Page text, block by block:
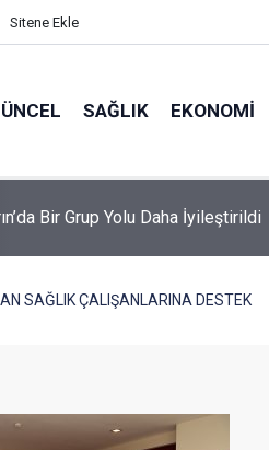
Sitene Ekle
SAĞLIK EKONOMI
Bir Grup Yolu Daha İyileştirildi
SAĞLIK ÇALIŞANLARINA DESTEK